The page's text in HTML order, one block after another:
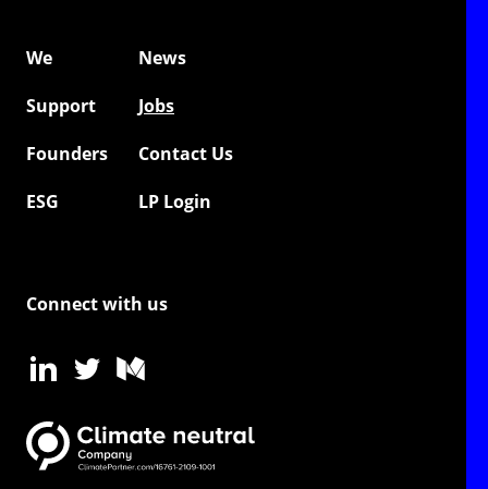
We
News
Support
Jobs
Founders
Contact Us
ESG
LP Login
Connect with us